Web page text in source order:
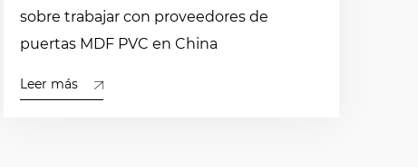
sobre trabajar con proveedores de
puertas MDF PVC en China
Leer más